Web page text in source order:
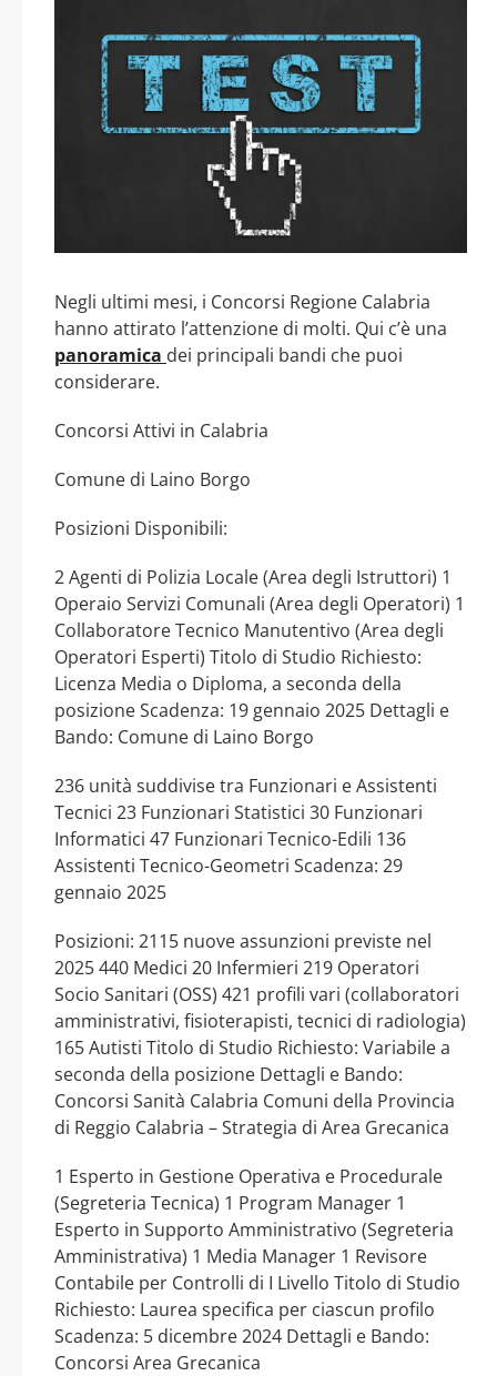
Negli ultimi mesi, i Concorsi Regione Calabria
hanno attirato l’attenzione di molti. Qui c’è una
panoramica dei principali bandi che puoi
considerare.
Concorsi Attivi in Calabria
Comune di Laino Borgo
Posizioni Disponibili:
2 Agenti di Polizia Locale (Area degli Istruttori) 1
Operaio Servizi Comunali (Area degli Operatori) 1
Collaboratore Tecnico Manutentivo (Area degli
Operatori Esperti) Titolo di Studio Richiesto:
Licenza Media o Diploma, a seconda della
posizione Scadenza: 19 gennaio 2025 Dettagli e
Bando: Comune di Laino Borgo
236 unità suddivise tra Funzionari e Assistenti
Tecnici 23 Funzionari Statistici 30 Funzionari
Informatici 47 Funzionari Tecnico-Edili 136
Assistenti Tecnico-Geometri Scadenza: 29
gennaio 2025
Posizioni: 2115 nuove assunzioni previste nel
2025 440 Medici 20 Infermieri 219 Operatori
Socio Sanitari (OSS) 421 profili vari (collaboratori
amministrativi, fisioterapisti, tecnici di radiologia)
165 Autisti Titolo di Studio Richiesto: Variabile a
seconda della posizione Dettagli e Bando:
Concorsi Sanità Calabria Comuni della Provincia
di Reggio Calabria – Strategia di Area Grecanica
1 Esperto in Gestione Operativa e Procedurale
(Segreteria Tecnica) 1 Program Manager 1
Esperto in Supporto Amministrativo (Segreteria
Amministrativa) 1 Media Manager 1 Revisore
Contabile per Controlli di I Livello Titolo di Studio
Richiesto: Laurea specifica per ciascun profilo
Scadenza: 5 dicembre 2024 Dettagli e Bando:
Concorsi Area Grecanica